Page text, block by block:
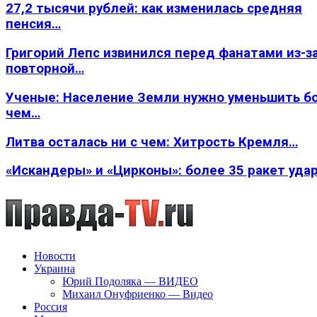
27,2 тысячи рублей: как изменилась средняя
пенсия…
Григорий Лепс извинился перед фанатами из-
повторной…
Ученые: Население Земли нужно уменьшить
чем…
Литва осталась ни с чем: Хитрость Кремля…
«Искандеры» и «Цирконы»: более 35 ракет
Новости
Украина
Юрий Подоляка — ВИДЕО
Михаил Онуфриенко — Видео
Россия